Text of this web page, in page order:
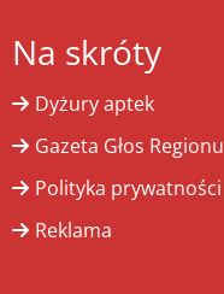
Na skróty
Dyżury aptek
Gazeta Głos Regionu
Polityka prywatności
Reklama